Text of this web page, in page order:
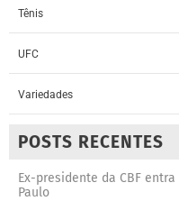
Tênis
UFC
Variedades
POSTS RECENTES
Ex-presidente da CBF
Paulo